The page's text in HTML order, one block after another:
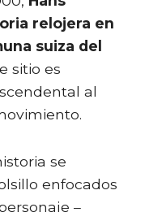
relojera en
suiza del
sitio es
al
se
enfocados
–